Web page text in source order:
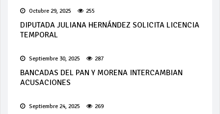
Octubre 29, 2025 255
DIPUTADA JULIANA HERNÁNDEZ SOLICITA LICENCIA
TEMPORAL
Septiembre 30, 2025 287
BANCADAS DEL PAN Y MORENA INTERCAMBIAN
ACUSACIONES
Septiembre 24, 2025 269